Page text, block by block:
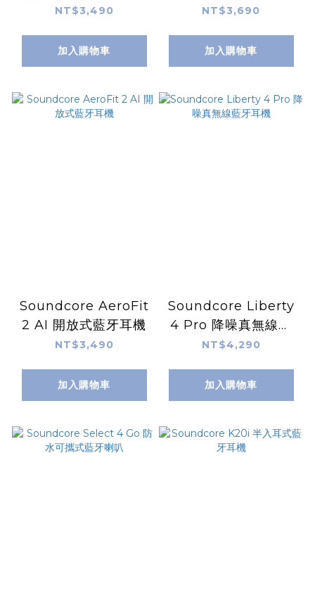
NT$3,490
加入購物車
耳夾耳機
NT$3,690
加入購物車
Soundcore AeroFit
2 AI 開放式藍牙耳機
NT$3,490
加入購物車
Soundcore Liberty
4 Pro 降噪真無線藍
牙耳機
NT$4,290
加入購物車